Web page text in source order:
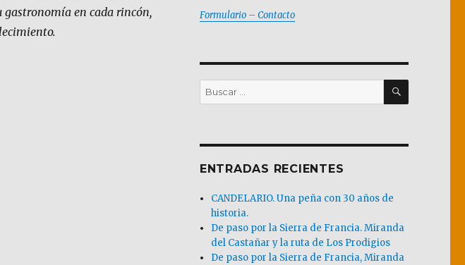
gastronomía en cada rincón,
Formulario – Contacto
Buscar
por:
BUSCAR
ENTRADAS RECIENTES
CANDELARIO. Una peña con 30 años de
historia.
De paso por la Sierra de Francia. Miranda
del Castañar y la ruta de Los Prodigios
De paso por la Sierra de Francia, Miranda